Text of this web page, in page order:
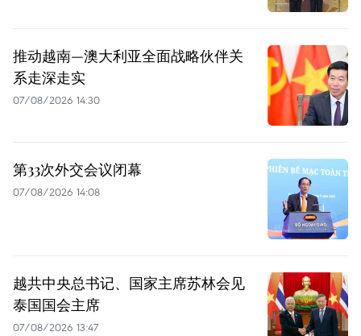
推动越南—澳大利亚全面战略伙伴关
系走深走实
07/08/2026 14:30
第33次外交会议闭幕
07/08/2026 14:08
越共中央总书记、国家主席苏林会见
泰国国会主席
07/08/2026 13:47